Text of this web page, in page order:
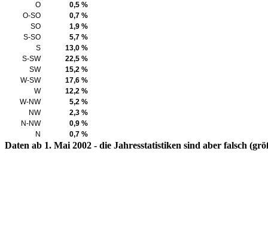
O
0,5 %
O-SO
0,7 %
SO
1,9 %
S-SO
5,7 %
S
13,0 %
S-SW
22,5 %
SW
15,2 %
W-SW
17,6 %
W
12,2 %
W-NW
5,2 %
NW
2,3 %
N-NW
0,9 %
N
0,7 %
Daten ab 1. Mai 2002 - die Jahresstatistiken sind aber falsch